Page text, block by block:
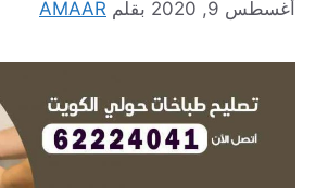
أغسطس 9, 2020 بقلم AMAAR